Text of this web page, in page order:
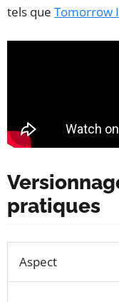
tels que Tomorrow
pratiques
Aspect